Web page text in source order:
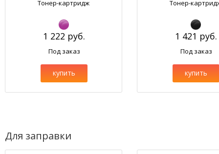
Тонер-картридж
1 222 руб.
Под заказ
купить
Тонер-
1 421 руб.
Под заказ
купить
Для заправки